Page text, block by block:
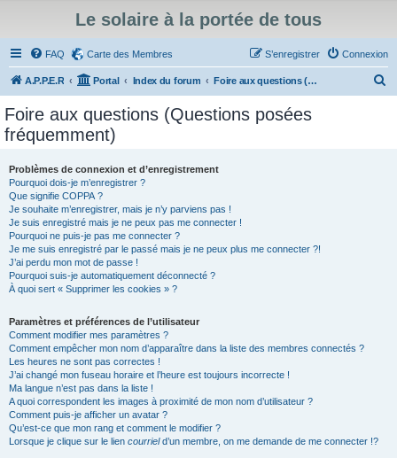
Le solaire à la portée de tous
FAQ Carte des Membres Connexion
S’enregistrer
A.P.P.E.R Portal Index du forum Foire aux questions (Questions posées fréquemment)
Foire aux questions (Questions posées
fréquemment)
Problèmes de connexion et d’enregistrement
Pourquoi dois-je m’enregistrer ?
Que signifie COPPA ?
Je souhaite m’enregistrer, mais je n’y parviens pas !
Je suis enregistré mais je ne peux pas me connecter !
Pourquoi ne puis-je pas me connecter ?
Je me suis enregistré par le passé mais je ne peux plus me connecter ?!
J’ai perdu mon mot de passe !
Pourquoi suis-je automatiquement déconnecté ?
À quoi sert « Supprimer les cookies » ?
Paramètres et préférences de l’utilisateur
Comment modifier mes paramètres ?
Comment empêcher mon nom d’apparaître dans la liste des membres connectés ?
Les heures ne sont pas correctes !
J’ai changé mon fuseau horaire et l’heure est toujours incorrecte !
Ma langue n’est pas dans la liste !
A quoi correspondent les images à proximité de mon nom d’utilisateur ?
Comment puis-je afficher un avatar ?
Qu’est-ce que mon rang et comment le modifier ?
Lorsque je clique sur le lien courrield’un membre, on me demande de me connecter !?